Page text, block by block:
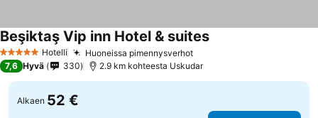
5 Tähtiluokitus
Hotelli Huoneissa pimennysverhot
Beşiktaş Vip inn Hotel & suites
7,6 Hyvä 330 2.9 km kohteesta Uskudar
Alkaen 52 €